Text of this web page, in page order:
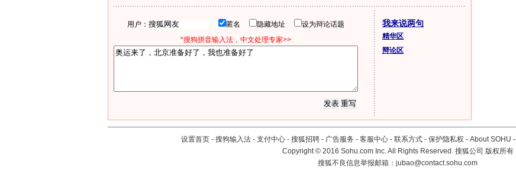
用户： 匿名 隐藏地址
设为辩论话题
*搜狗拼音输入法，中文处理专家>>
我来说两句
精华区
辩论区
设置首页 - 搜狗输入法 - 支付中心 - 搜狐招聘 - 广告服务 - 客服中心 - 联系方式 - 保护隐私权 - About SOHU -
Copyright©2016 Sohu.com Inc. All Rights Reserved. 搜狐公司 版权所有
搜狐不良信息举报邮箱： jubao@contact.sohu.com